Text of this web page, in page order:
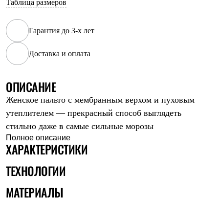
Рубашки
Толстовки
Брюки
Термобелье
Теплое термобелье
Среднее термобелье
Флисовая одежда
Куртки
Брюки
Утепленная пухом
Комбинезоны
Куртки
Брюки
Утепленная синтетикой
Комбинезоны
Куртки
Лёгкая одежда
ОПИСАНИЕ
Женское пальто с мембранным верхом и пуховым
утеплителем — прекрасный способ выглядеть
стильно даже в самые сильные морозы
Полное описание
ХАРАКТЕРИСТИКИ
ТЕХНОЛОГИИ
МАТЕРИАЛЫ
Таблица размеров
Гарантия до 3-х лет
Доставка и оплата